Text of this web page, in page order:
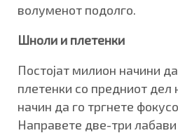
волуменот подолго.
Шноли и плетенки
Постојат милион начини
плетенки со предниот дел
начин да го тргнете
Направете две-три